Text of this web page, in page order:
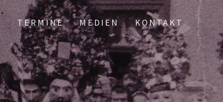
TERMINE MEDIEN KONTAKT